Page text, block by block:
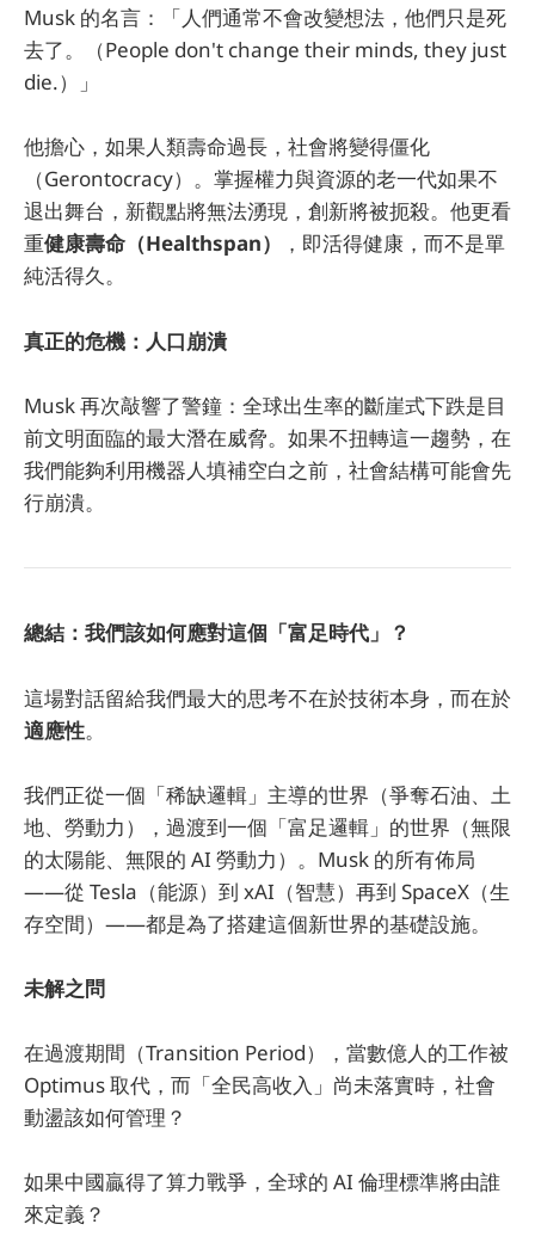
Musk 的名言：「人們通常不會改變想法，他們只是死
去了。（People don't change their minds, they just
die.）」
他擔心，如果人類壽命過長，社會將變得僵化
（Gerontocracy）。掌握權力與資源的老一代如果不
退出舞台，新觀點將無法湧現，創新將被扼殺。他更看
重健康壽命（Healthspan）
，即活得健康，而不是單
純活得久。
真正的危機：人口崩潰
Musk 再次敲響了警鐘：全球出生率的斷崖式下跌是目
前文明面臨的最大潛在威脅。如果不扭轉這一趨勢，在
我們能夠利用機器人填補空白之前，社會結構可能會先
行崩潰。
總結：我們該如何應對這個「富足時代」？
這場對話留給我們最大的思考不在於技術本身，而在於
適應性。
我們正從一個「稀缺邏輯」主導的世界（爭奪石油、土
地、勞動力），過渡到一個「富足邏輯」的世界（無限
的太陽能、無限的 AI 勞動力）。Musk 的所有佈局
——從 Tesla（能源）到 xAI（智慧）再到 SpaceX（生
存空間）——都是為了搭建這個新世界的基礎設施。
未解之問
在過渡期間（Transition Period），當數億人的工作被
Optimus 取代，而「全民高收入」尚未落實時，社會
動盪該如何管理？
如果中國贏得了算力戰爭，全球的 AI 倫理標準將由誰
來定義？